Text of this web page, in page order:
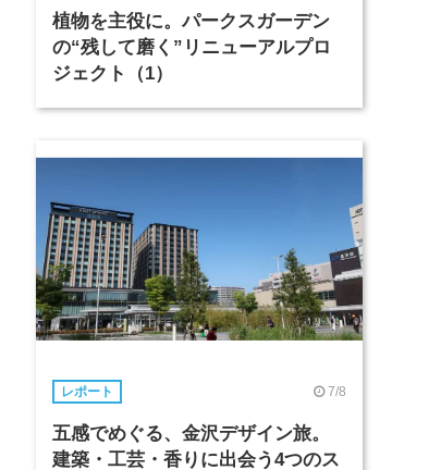
植物を主役に。パークスガーデン
の“残して磨く”リニューアルプロ
ジェクト（1）
レポート 7/8
五感でめぐる、金沢デザイン旅。
建築・工芸・香りに出会う4つのス